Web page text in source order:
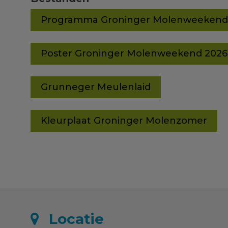
Programma Groninger
Poster Groninger Molenweekend 2026
Grunneger Meulenlaid
Kleurplaat Groninger Molenzomer
Locatie